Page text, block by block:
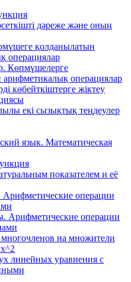
дәреже және оның
қолданылатын
операциялар
Көпмүшелерге
операциялар
көбейткіштерге жіктеу
екі сызықтық теңдеулер
язык. Математическая
показателем и её
операции
Арифметические операции
на множители
линейных уравнения с